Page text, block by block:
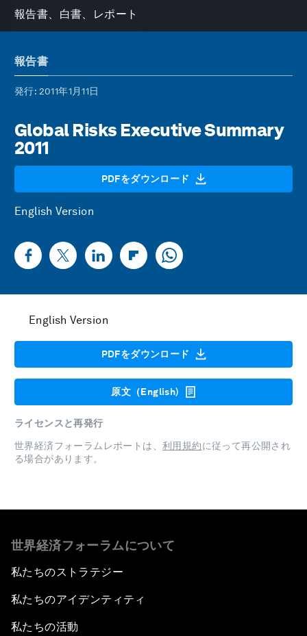
報告書、白書、レポート
報告書
発行: 2011年1月11日
Global Risks Executive Summary
2011
PDFをダウンロード
English Version
English Version
PDFをダウンロード
原文（English)
ライセンスと再発行
世界経済フォーラムレポートは、 利用規約に従って再公開され
る場合があります。
世界経済フォーラムについて
私たちのストラテジー
私たちのアイデンティティ
私たちの活動